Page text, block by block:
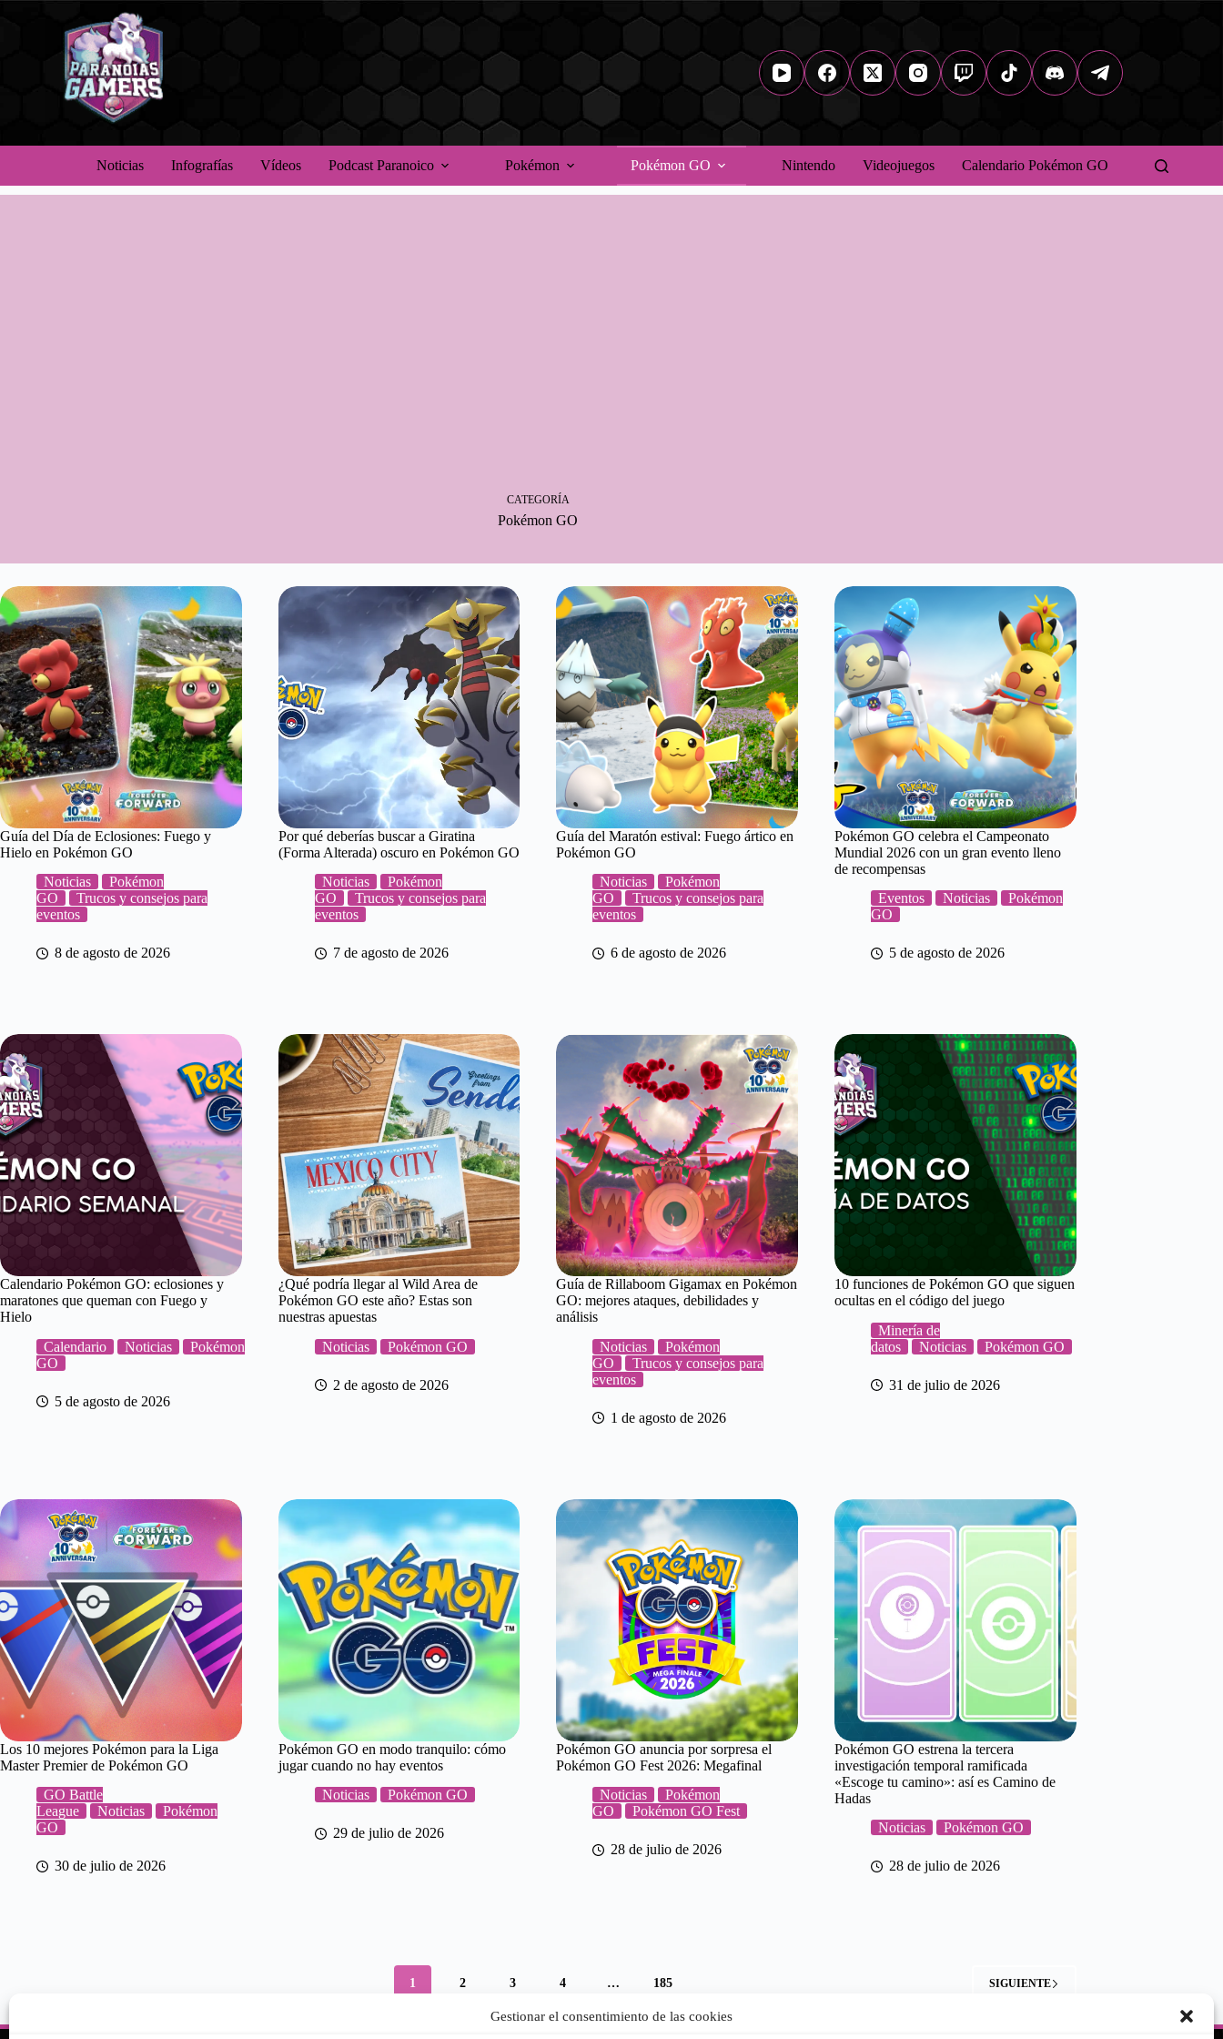
Gestionar el consentimiento de las cookies
Noticias Infografías Vídeos Podcast Paranoico Pokémon Pokémon GO Nintendo Videojuegos Calendario Pokémon GO
CATEGORÍA
Pokémon GO
Guía del Día de Eclosiones: Fuego y
Hielo en Pokémon GO
Noticias
Pokémon
GO
Trucos y consejos para
eventos
8 de agosto de 2026
Por qué deberías buscar a Giratina
(Forma Alterada) oscuro en Pokémon GO
Noticias
Pokémon
GO
Trucos y consejos para
eventos
7 de agosto de 2026
Guía del Maratón estival: Fuego ártico en
Pokémon GO
Noticias
Pokémon
GO
Trucos y consejos para
eventos
6 de agosto de 2026
Pokémon GO celebra el Campeonato
Mundial 2026 con un gran evento lleno
de recompensas
Eventos
Noticias
Pokémon
GO
5 de agosto de 2026
Calendario Pokémon GO: eclosiones y
maratones que queman con Fuego y
Hielo
Calendario
Noticias
Pokémon
GO
5 de agosto de 2026
¿Qué podría llegar al Wild Area de
Pokémon GO este año? Estas son
nuestras apuestas
Noticias
Pokémon GO
2 de agosto de 2026
Guía de Rillaboom Gigamax en Pokémon
GO: mejores ataques, debilidades y
análisis
Noticias
Pokémon
GO
Trucos y consejos para
eventos
1 de agosto de 2026
10 funciones de Pokémon GO que siguen
ocultas en el código del juego
Minería de
datos
Noticias Pokémon GO
31 de julio de 2026
Los 10 mejores Pokémon para la Liga
Master Premier de Pokémon GO
GO Battle
League
Noticias
Pokémon
GO
30 de julio de 2026
Pokémon GO en modo tranquilo: cómo
jugar cuando no hay eventos
Noticias
Pokémon GO
29 de julio de 2026
Pokémon GO anuncia por sorpresa el
Pokémon GO Fest 2026: Megafinal
Noticias
Pokémon
GO
Pokémon GO Fest
28 de julio de 2026
Pokémon GO estrena la tercera
investigación temporal ramificada
«Escoge tu camino»: así es Camino de
Hadas
Noticias
Pokémon GO
28 de julio de 2026
1 2 3 4 … 185 SIGUIENTE